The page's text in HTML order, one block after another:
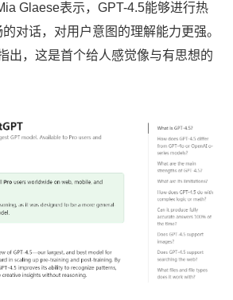
Glaese表示，GPT-4.5能够进行热
对话，对用户意图的理解能力更强。
出，这是首个给人感觉像与有思想的